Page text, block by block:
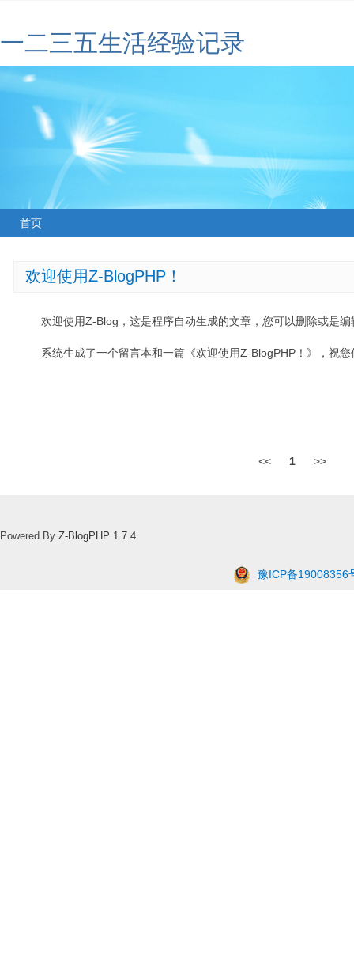
一二三五生活经验记录
首页
欢迎使用Z-BlogPHP！
欢迎使用Z-Blog，这是程序自动生成的文章，您可以删除或是编
系统生成了一个留言本和一篇《欢迎使用Z-BlogPHP！》，祝
<< 1 >>
Powered By Z-BlogPHP 1.7.4
豫ICP备19008356